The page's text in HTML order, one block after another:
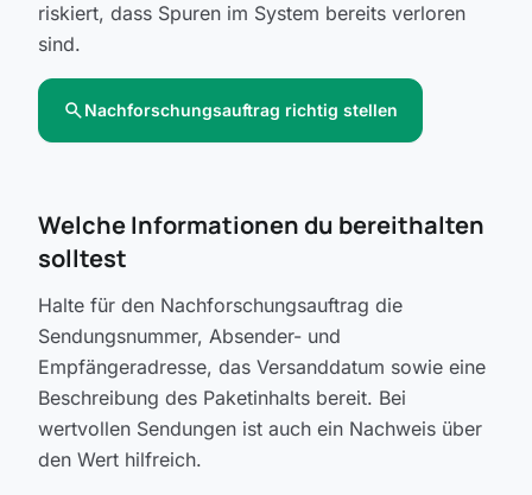
riskiert, dass Spuren im System bereits verloren
sind.
searchNachforschungsauftrag richtig stellen
Welche Informationen du bereithalten
solltest
Halte für den Nachforschungsauftrag die
Sendungsnummer, Absender- und
Empfängeradresse, das Versanddatum sowie eine
Beschreibung des Paketinhalts bereit. Bei
wertvollen Sendungen ist auch ein Nachweis über
den Wert hilfreich.